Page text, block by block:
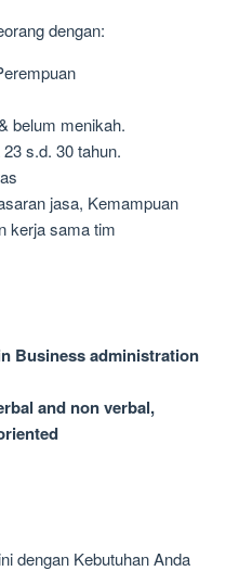
dengan:
belum menikah.
s.d. 30 tahun.
jasa, Kemampuan
kerja sama tim
Business administration
and non verbal,
dengan Kebutuhan Anda